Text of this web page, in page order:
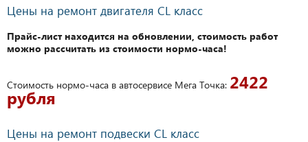
Цены на ремонт двигателя CL класс
Прайс-лист находится на обновлении, стоимость работ
можно рассчитать из стоимости нормо-часа!
Стоимость нормо-часа в автосервисе Мега Точка: 2422
рубля
Цены на ремонт подвески CL класс